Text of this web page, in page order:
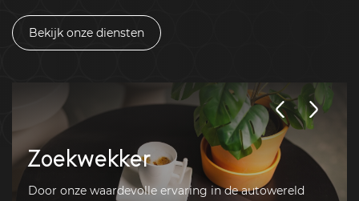
Bekijk onze diensten
Zoekwekker
Door onze waardevolle ervaring in de autowereld